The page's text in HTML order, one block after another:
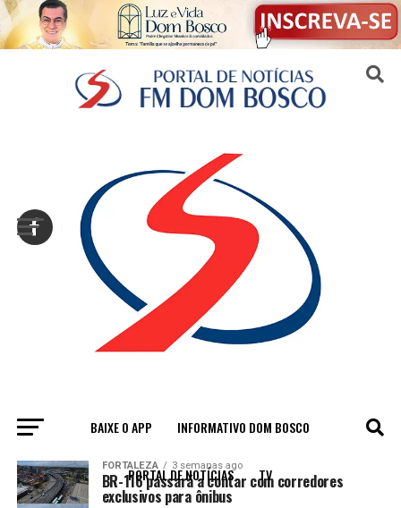
BAIXE O APP INFORMATIVO DOM BOSCO
PORTAL DE NOTÍCIAS TV
All posts tagged "seinf"
FORTALEZA 3 semanas ago
BR-116 passará a contar com corredores
exclusivos para ônibus
Sair da versão mobile